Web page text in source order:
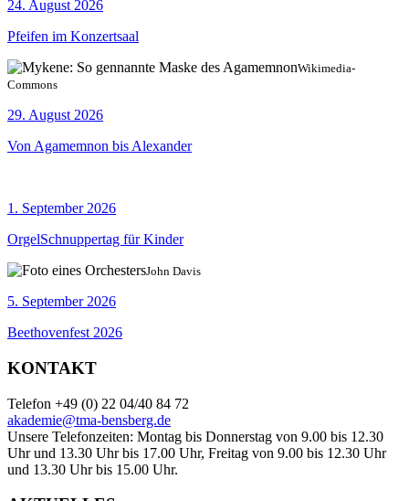
24. August 2026
Pfeifen im Konzertsaal
Wikimedia-
Commons
29. August 2026
Von Agamemnon bis Alexander
1. September 2026
OrgelSchnuppertag für Kinder
John Davis
5. September 2026
Beethovenfest 2026
KONTAKT
Telefon +49 (0) 22 04/40 84 72
akademie@tma-bensberg.de
Unsere Telefonzeiten: Montag bis Donnerstag von 9.00 bis 12.30
Uhr und 13.30 Uhr bis 17.00 Uhr, Freitag von 9.00 bis 12.30 Uhr
und 13.30 Uhr bis 15.00 Uhr.